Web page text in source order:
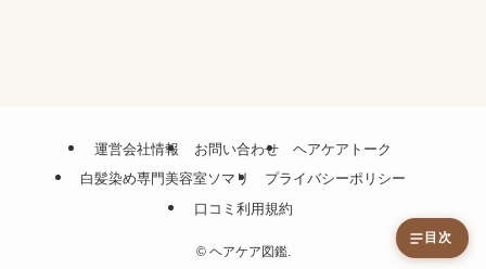
運営会社情報 お問い合わせ
ヘアケアトーク
白髪染め専門美容室ソマリ
プライバシーポリシー
口コミ利用規約
©ヘアケア図鑑.
目次